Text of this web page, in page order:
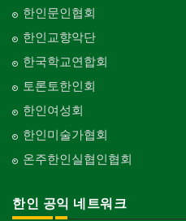
한인문인협회
한인교향악단
한국학교연합회
토론토한인회
한인여성회
한인미술가협회
온주한인실협인협회
한인 공익 네트워크